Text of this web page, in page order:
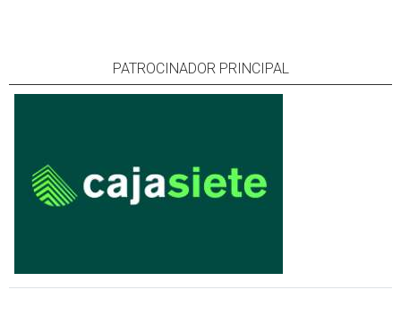
PATROCINADOR PRINCIPAL